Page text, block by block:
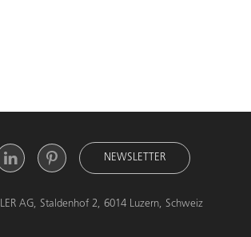
NEWSLETTER
AG, Staldenhof 2, 6014 Luzern, Schweiz